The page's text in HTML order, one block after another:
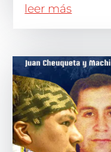
leer más